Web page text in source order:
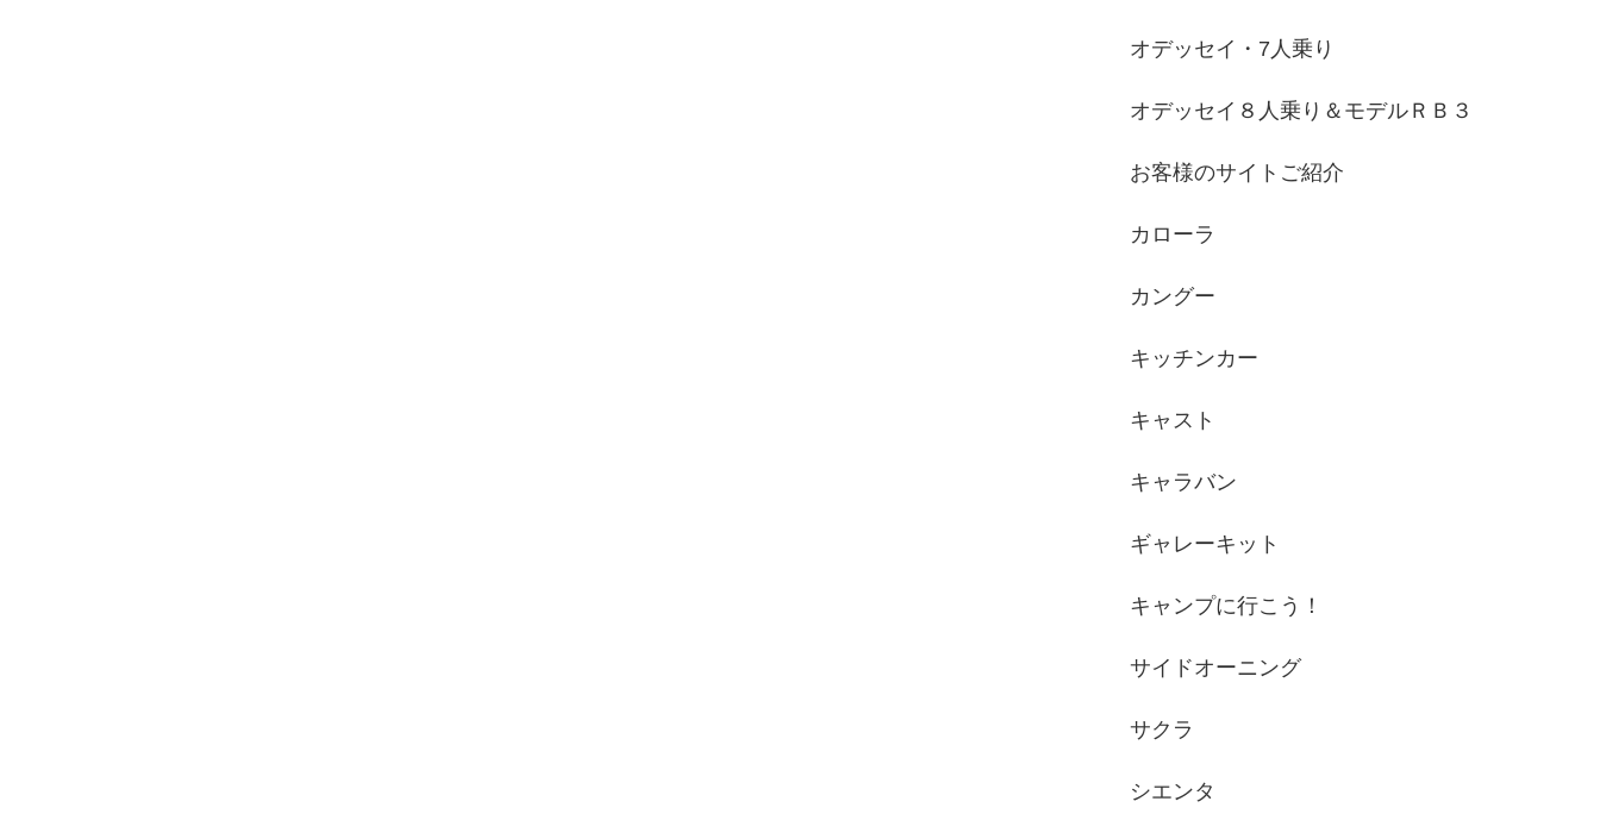
オデッセイ・7人乗り
オデッセイ８人乗り＆モデルＲＢ３
お客様のサイトご紹介
カローラ
カングー
キッチンカー
キャスト
キャラバン
ギャレーキット
キャンプに行こう！
サイドオーニング
サクラ
シエンタ